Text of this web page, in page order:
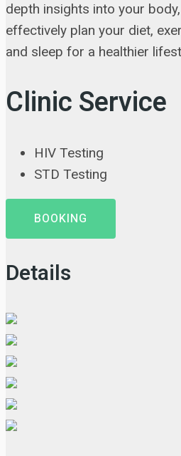
depth insights into your
effectively plan your diet,
and sleep for a healthier
Clinic Service
HIV Testing
STD Testing
BOOKING
Details